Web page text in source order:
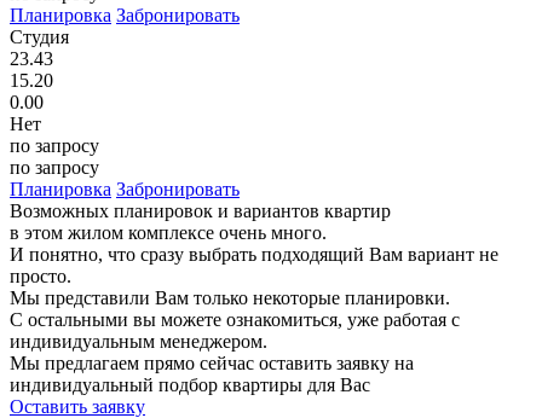
Планировка Забронировать
Студия
23.43
15.20
0.00
Нет
по запросу
по запросу
Планировка Забронировать
Возможных планировок и вариантов квартир
в этом жилом комплексе очень много.
И понятно, что сразу выбрать подходящий Вам вариант не
просто.
Мы представили Вам только некоторые планировки.
С остальными вы можете ознакомиться, уже работая с
индивидуальным менеджером.
Мы предлагаем прямо сейчас оставить заявку на
индивидуальный подбор квартиры для Вас
Оставить заявку